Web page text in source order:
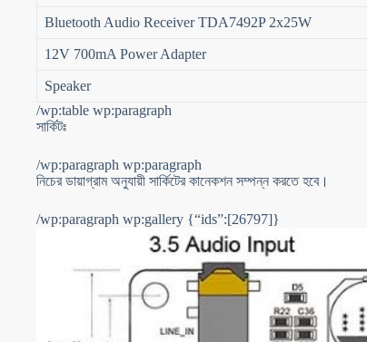
Bluetooth Audio Receiver TDA7492P 2x25W
12V 700mA Power Adapter
Speaker
/wp:table wp:paragraph
সার্কিটঃ
/wp:paragraph wp:paragraph
নিচের ডায়াগ্রাম অনুযায়ী সার্কিটের কানেকশন সম্পন্ন করতে হবে।
/wp:paragraph wp:gallery {“ids”:[26797]}